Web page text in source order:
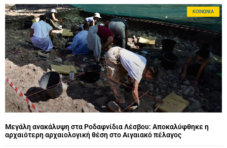
ΚΟΙΝΩΝΊΑ
Μεγάλη ανακάλυψη στα Ροδαφνίδια Λέσβου: Αποκαλύφθηκε η
αρχαιότερη αρχαιολογική θέση στο Αιγαιακό πέλαγος